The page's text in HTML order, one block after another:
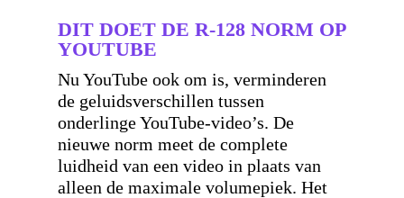
DIT DOET DE R-128 NORM OP
YOUTUBE
Nu YouTube ook om is, verminderen
de geluidsverschillen tussen
onderlinge YouTube-video’s. De
nieuwe norm meet de complete
luidheid van een video in plaats van
alleen de maximale volumepiek. Het